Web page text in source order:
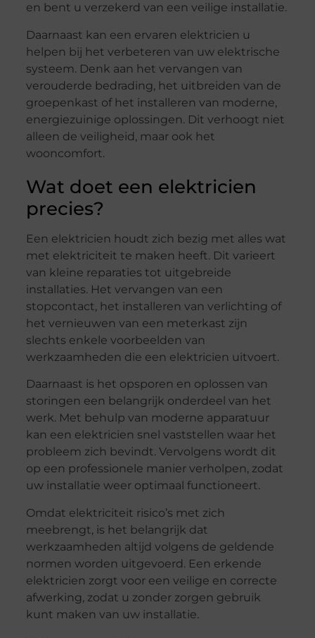
en bent u verzekerd van een veilige installatie.
Daarnaast kan een ervaren elektricien u
helpen bij het verbeteren van uw elektrische
systeem. Denk aan het vervangen van
verouderde bedrading, het uitbreiden van de
groepenkast of het installeren van moderne,
energiezuinige oplossingen. Dit verhoogt niet
alleen de veiligheid, maar ook het
wooncomfort.
Wat doet een elektricien
precies?
Een elektricien houdt zich bezig met alles wat
met elektriciteit te maken heeft. Dit varieert
van kleine reparaties tot uitgebreide
installaties. Het vervangen van een
stopcontact, het installeren van verlichting of
het vernieuwen van een meterkast zijn
slechts enkele voorbeelden van
werkzaamheden die een elektricien uitvoert.
Daarnaast is het opsporen en oplossen van
storingen een belangrijk onderdeel van het
werk. Met behulp van moderne apparatuur
kan een elektricien snel vaststellen waar het
probleem zich bevindt. Vervolgens wordt dit
op een professionele manier verholpen, zodat
uw installatie weer optimaal functioneert.
Omdat elektriciteit risico’s met zich
meebrengt, is het belangrijk dat
werkzaamheden altijd volgens de geldende
normen worden uitgevoerd. Een erkende
elektricien zorgt voor een veilige en correcte
afwerking, zodat u zonder zorgen gebruik
kunt maken van uw installatie.